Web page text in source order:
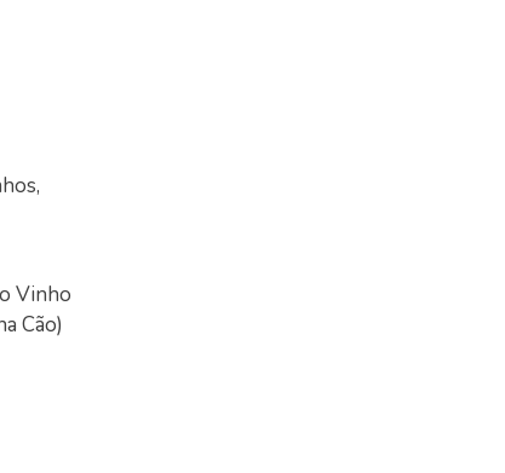
Vinho
Cão)